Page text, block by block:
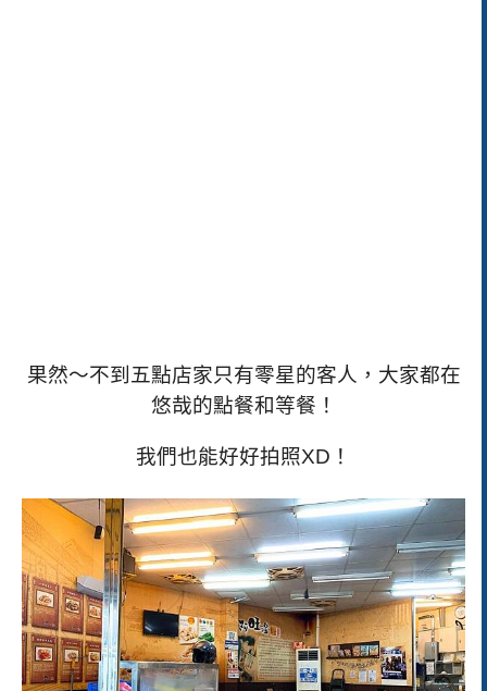
果然～不到五點店家只有零星的客人，大家都在
悠哉的點餐和等餐！
我們也能好好拍照XD ！